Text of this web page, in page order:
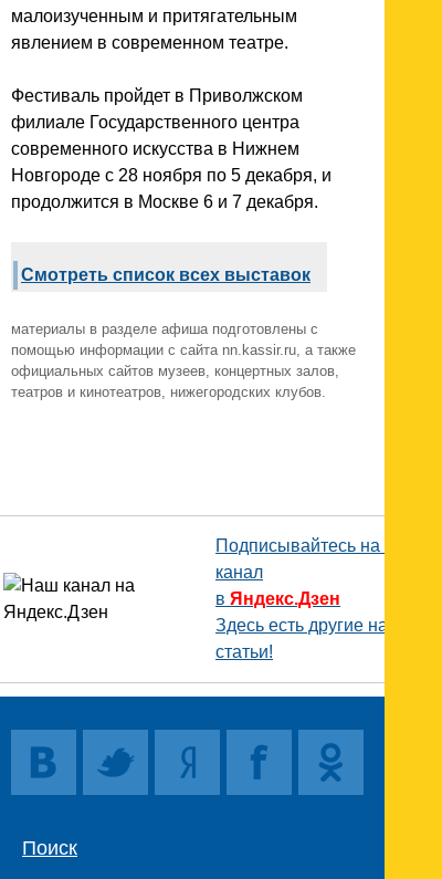
малоизученным и притягательным
явлением в современном театре.
Фестиваль пройдет в Приволжском
филиале Государственного центра
современного искусства в Нижнем
Новгороде с 28 ноября по 5 декабря, и
продолжится в Москве 6 и 7 декабря.
Смотреть список всех выставок
материалы в разделе афиша подготовлены с
помощью информации с сайта nn.kassir.ru, а также
официальных сайтов музеев, концертных залов,
театров и кинотеатров, нижегородских клубов.
Подписывайтесь на наш
канал
в Яндекс.Дзен
Здесь есть другие наши
статьи!
Поиск